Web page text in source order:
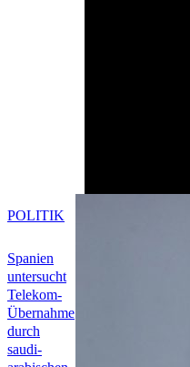
Spanien
untersucht
Telekom-
Übernahme
durch
saudi-
POLITIK